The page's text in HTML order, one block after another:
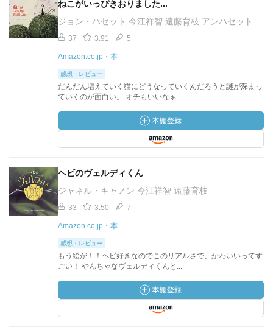
ねこがいっぴきおりました...
ジョン・ハセット 今江祥智 遠藤育枝 アンハセット
37 3.91 5
Amazon.co.jp・本
感想・レビュー
だんだん増えていく猫にどうなっていくんだろうと謎が深まっ
ていくのが面白い。 オチもいいなぁ...
ヘビのヴェルディくん
ジャネル・キャノン 今江祥智 遠藤育枝
33 3.50 7
Amazon.co.jp・本
感想・レビュー
もう絵が！！ヘビ好きなのでこのリアルさで、かわいいってす
ごい！ やんちゃなヴェルディくんと...